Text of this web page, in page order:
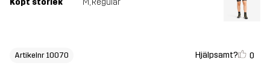
Köpt storlek
M, Regular
Artikelnr 10070 Hjälpsamt? 0